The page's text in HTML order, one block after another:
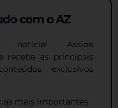
com o AZ
notícia! Assine
receba as principais
exclusivos
mais importantes